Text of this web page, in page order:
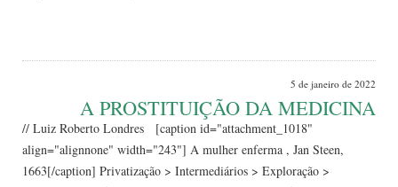
5 de janeiro de 2022
A PROSTITUIÇÃO DA MEDICINA
// Luiz Roberto Londres [caption id="attachment_1018"
align="alignnone" width="243"] A mulher enferma , Jan Steen,
1663[/caption] Privatização > Intermediários > Exploração >